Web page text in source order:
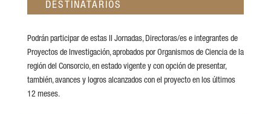
DESTINATARIOS
Podrán participar de estas II Jornadas, Directoras/es e integrantes de
Proyectos de Investigación, aprobados por Organismos de Ciencia de la
región del Consorcio, en estado vigente y con opción de presentar,
también, avances y logros alcanzados con el proyecto en los últimos
12 meses.